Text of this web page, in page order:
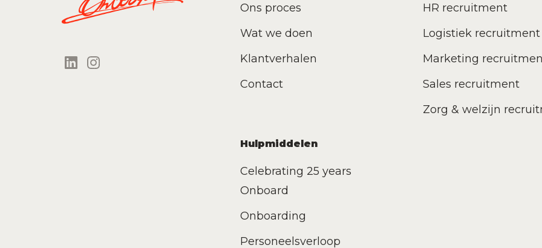
Ons proces
Wat we doen
Klantverhalen
Contact
HR recruitment
Logistiek recruitment
Marketing
Sales recruitment
Zorg & welzijn
Hulpmiddelen
Celebrating 25 years
Onboard
Onboarding
Personeelsverloop